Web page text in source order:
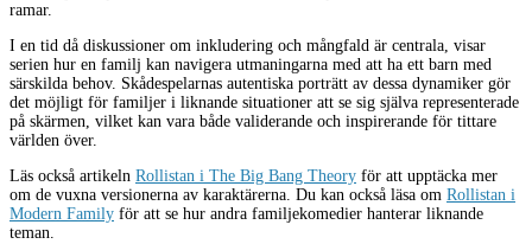
ramar.
I en tid då diskussioner om inkludering och mångfald är centrala, visar
serien hur en familj kan navigera utmaningarna med att ha ett barn med
särskilda behov. Skådespelarnas autentiska porträtt av dessa dynamiker gör
det möjligt för familjer i liknande situationer att se sig själva representerade
på skärmen, vilket kan vara både validerande och inspirerande för tittare
världen över.
Läs också artikeln Rollistan i The Big Bang Theory för att upptäcka mer
om de vuxna versionerna av karaktärerna. Du kan också läsa om Rollistan i
Modern Family för att se hur andra familjekomedier hanterar liknande
teman.